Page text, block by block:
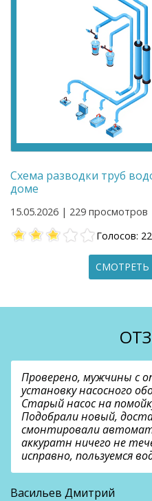
Схема разводки труб
доме
15.05.2026 | 229 просмотров
Голосов:
СМОТРЕТЬ
Проверено, мужчины с
установку насосного
Старый насос на
Подобрали новый,
смонтировали
аккуратн ничего не
исправно, пользуемся
Васильев Дмитрий